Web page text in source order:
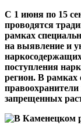
С 1 июня по 15
проводятся
рамках
на выявление и
поступления
регион. В
запрещенных